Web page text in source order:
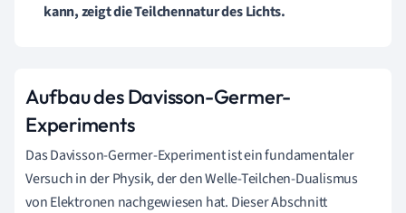
kann, zeigt die Teilchennatur des Lichts.
Aufbau des Davisson-Germer-
Experiments
Das Davisson-Germer-Experiment ist ein fundamentaler
Versuch in der Physik, der den Welle-Teilchen-Dualismus
von Elektronen nachgewiesen hat. Dieser Abschnitt